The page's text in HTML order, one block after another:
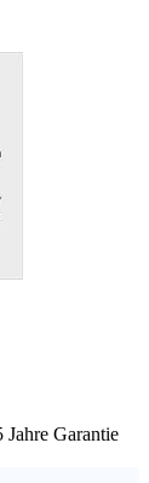
Jahre Garantie